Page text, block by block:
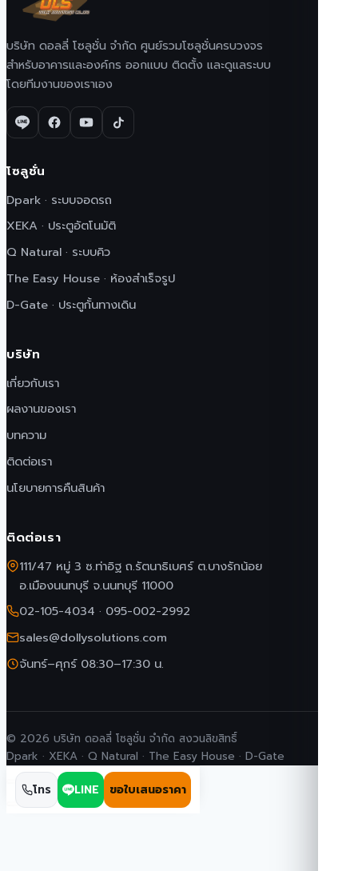
บริษัท ดอลลี่ โซลูชั่น จำกัด ศูนย์รวมโซลูชั่นครบวงจร
สำหรับอาคารและองค์กร ออกแบบ ติดตั้ง และดูแลระบบ
โดยทีมงานของเราเอง
โซลูชั่น
Dpark · ระบบจอดรถ
XEKA · ประตูอัตโนมัติ
Q Natural · ระบบคิว
The Easy House · ห้องสำเร็จรูป
D-Gate · ประตูกั้นทางเดิน
บริษัท
เกี่ยวกับเรา
ผลงานของเรา
บทความ
ติดต่อเรา
นโยบายการคืนสินค้า
ติดต่อเรา
111/47 หมู่ 3 ซ.ท่าอิฐ ถ.รัตนาธิเบศร์ ต.บางรักน้อย
อ.เมืองนนทบุรี จ.นนทบุรี 11000
02-105-4034 · 095-002-2992
sales@dollysolutions.com
จันทร์–ศุกร์ 08:30–17:30 น.
© 2026 บริษัท ดอลลี่ โซลูชั่น จำกัด สงวนลิขสิทธิ์
Dpark · XEKA · Q Natural · The Easy House · D-Gate
โทร LINE ขอใบเสนอราคา